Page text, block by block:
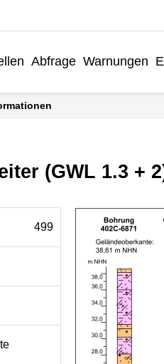
Abfrage Warnungen
(GWL 1.3 +
499